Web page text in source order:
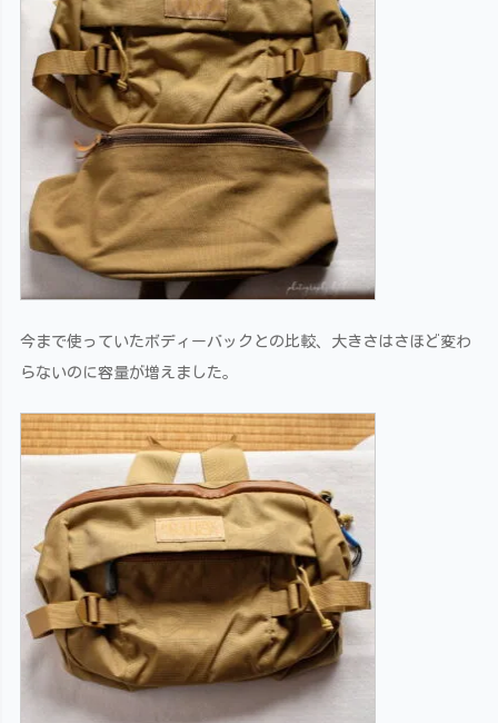
今まで使っていたボディーバックとの比較、大きさはさほど変わ
らないのに容量が増えました。